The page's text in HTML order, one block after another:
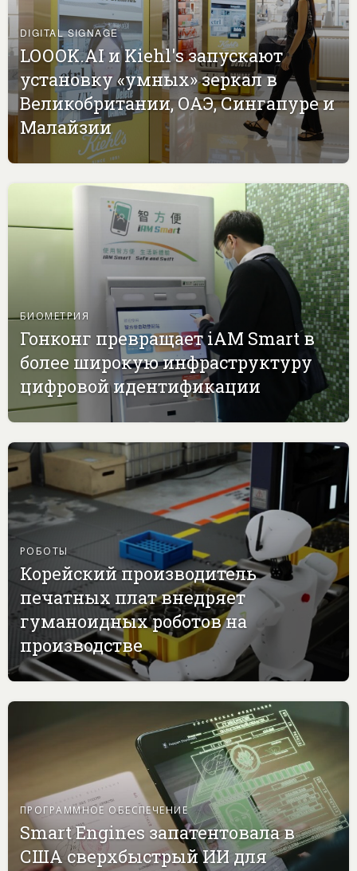
DIGITAL SIGNAGE
LOOOK.AI и Kiehl's запускают
установку «умных» зеркал в
Великобритании, ОАЭ, Сингапуре и
Малайзии
БИОМЕТРИЯ
Гонконг превращает iAM Smart в
более широкую инфраструктуру
цифровой идентификации
РОБОТЫ
Корейский производитель
печатных плат внедряет
гуманоидных роботов на
производстве
ПРОГРАММНОЕ ОБЕСПЕЧЕНИЕ
Smart Engines запатентовала в
США сверхбыстрый ИИ для